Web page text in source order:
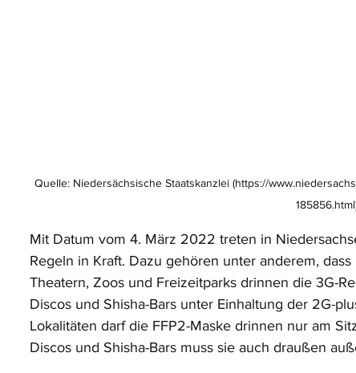
Quelle: Niedersächsische Staatskanzlei (https://
Mit Datum vom 4. März 2022 treten in
Regeln in Kraft. Dazu gehören unter anderem,
Theatern, Zoos und Freizeitparks drinnen die 3G-
Discos und Shisha-Bars unter Einhaltung der 2G-
Lokalitäten darf die FFP2-Maske drinnen nur am
Discos und Shisha-Bars muss sie auch draußen